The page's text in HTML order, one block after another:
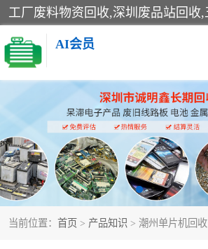
AI会员
当前位置： 首页 > 产品知识 > 潮州单片机回收
线路板回收
电子产品回收
金属回收